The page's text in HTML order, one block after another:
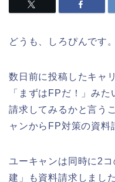
どうも、しろぴんです。
数日前に投稿したキャ
「まずはFPだ！」み
請求してみるかと言う
ャンからFP対策の資料
ユーキャンは同時に2
建」も資料請求しまし